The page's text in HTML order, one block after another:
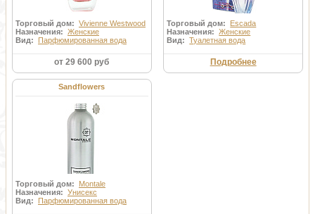
Торговый дом: Vivienne Westwood
Назначения: Женские
Вид:
Парфюмированная вода
от 29 600 руб
Торговый дом:
Escada
Назначения:Женские
Вид:Туалетная вода
Подробнее
Sandflowers
Торговый дом: Montale
Назначения: Унисекс
Вид:
Парфюмированная вода